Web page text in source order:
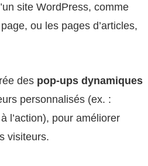
site WordPress, comme
ou les pages d’articles,
des pop-ups dynamiques
personnalisés (ex. :
l’action), pour améliorer
visiteurs.